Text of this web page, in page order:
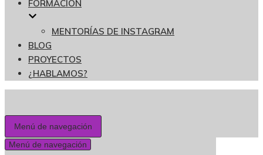
FORMACIÓN
MENTORÍAS DE INSTAGRAM
BLOG
PROYECTOS
¿HABLAMOS?
Menú de navegación
Menú de navegación